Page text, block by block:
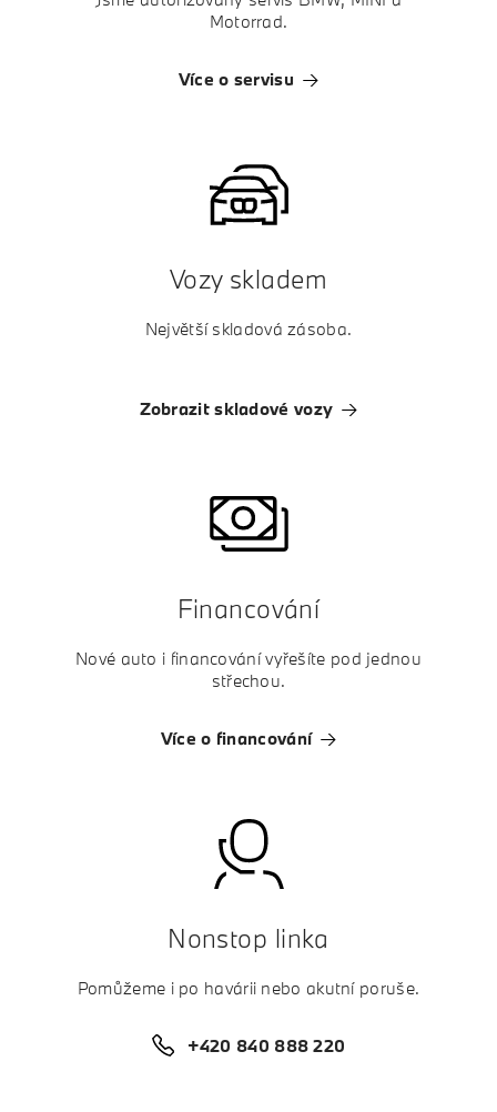
Motorrad.
Více o servisu
Vozy skladem
Největší skladová zásoba.
Zobrazit skladové vozy
Financování
Nové auto i financování vyřešíte pod jednou
střechou.
Více o financování
Nonstop linka
Pomůžeme i po havárii nebo akutní poruše.
+420 840 888 220